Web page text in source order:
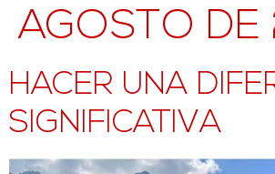
AGOSTO
HACER UNA
SIGNIFICATIVA